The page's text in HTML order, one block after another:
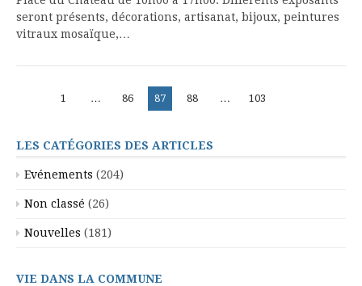
seront présents, décorations, artisanat, bijoux, peintures
vitraux mosaïque,…
Pagination
publications
Page
1 … Page
86 Page
87 Page
88 … Page
103
LES CATÉGORIES DES ARTICLES
Evénements (204)
Non classé (26)
Nouvelles (181)
VIE DANS LA COMMUNE